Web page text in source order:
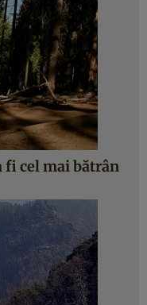
fi cel mai bătrân